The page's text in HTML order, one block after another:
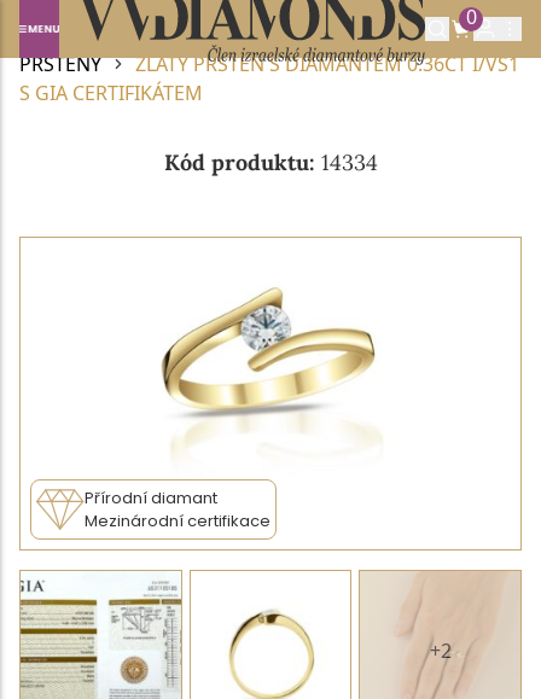
0
Domů DIAMANTOVÉ ŠPERKY
DIAMANTOVÉ
PRSTENY
ZLATÝ PRSTEN S DIAMANTEM 0.36CT I/VS1
S GIA CERTIFIKÁTEM
Kód produktu: 14334
Přírodní diamant
Mezinárodní certifikace
+2